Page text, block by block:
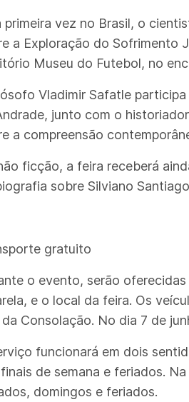
primeira vez no Brasil, o
a Exploração do Sofrimento
Museu do Futebol, no
Vladimir Safatle
junto com o
a compreensão
ficção, a feira receberá
sobre Silviano
gratuito
o evento, serão
e o local da feira. Os
da Consolação. No dia 7 de
funcionará em dois
de semana e feriados.
domingos e feriados.